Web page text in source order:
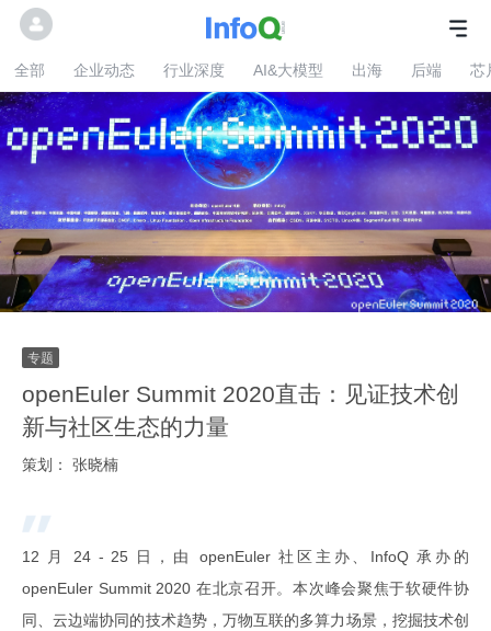
全部 企业动态 行业深度 AI&大模型 出海 后端 芯
openEuler Summit 2020直击：见证技术创
新与社区生态的力量
策划： 张晓楠
12 月 24 - 25 日，由 openEuler 社区主办、InfoQ 承办的
openEuler Summit 2020 在北京召开。本次峰会聚焦于软硬件协
同、云边端协同的技术趋势，万物互联的多算力场景，挖掘技术创